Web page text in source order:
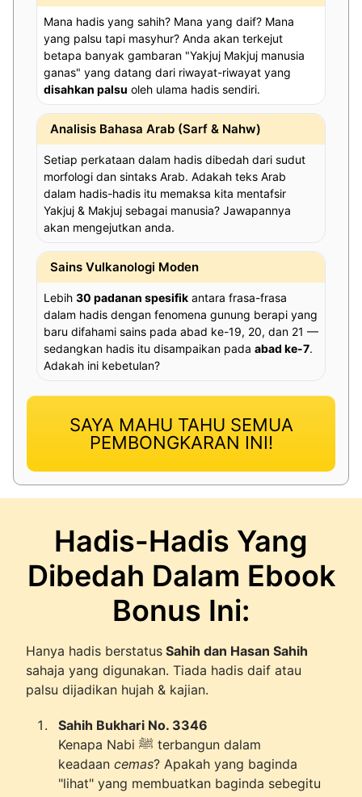
Mana hadis yang sahih? Mana yang daif? Mana
yang palsu tapi masyhur? Anda akan terkejut
betapa banyak gambaran "Yakjuj Makjuj manusia
ganas" yang datang dari riwayat-riwayat yang
disahkan palsu oleh ulama hadis sendiri.
Analisis Bahasa Arab (Sarf & Nahw)
Setiap perkataan dalam hadis dibedah dari sudut
morfologi dan sintaks Arab. Adakah teks Arab
dalam hadis-hadis itu memaksa kita mentafsir
Yakjuj & Makjuj sebagai manusia? Jawapannya
akan mengejutkan anda.
Sains Vulkanologi Moden
Lebih 30 padanan spesifik antara frasa-frasa
dalam hadis dengan fenomena gunung berapi yang
baru difahami sains pada abad ke-19, 20, dan 21 —
sedangkan hadis itu disampaikan pada abad ke-7.
Adakah ini kebetulan?
SAYA MAHU TAHU SEMUA
PEMBONGKARAN INI!
Hadis-Hadis Yang
Dibedah Dalam Ebook
Bonus Ini:
Hanya hadis berstatus Sahih dan Hasan Sahih
sahaja yang digunakan. Tiada hadis daif atau
palsu dijadikan hujah & kajian.
Sahih Bukhari No. 3346
Kenapa Nabi ﷺ terbangun dalam
keadaan cemas? Apakah yang baginda
"lihat" yang membuatkan baginda sebegitu